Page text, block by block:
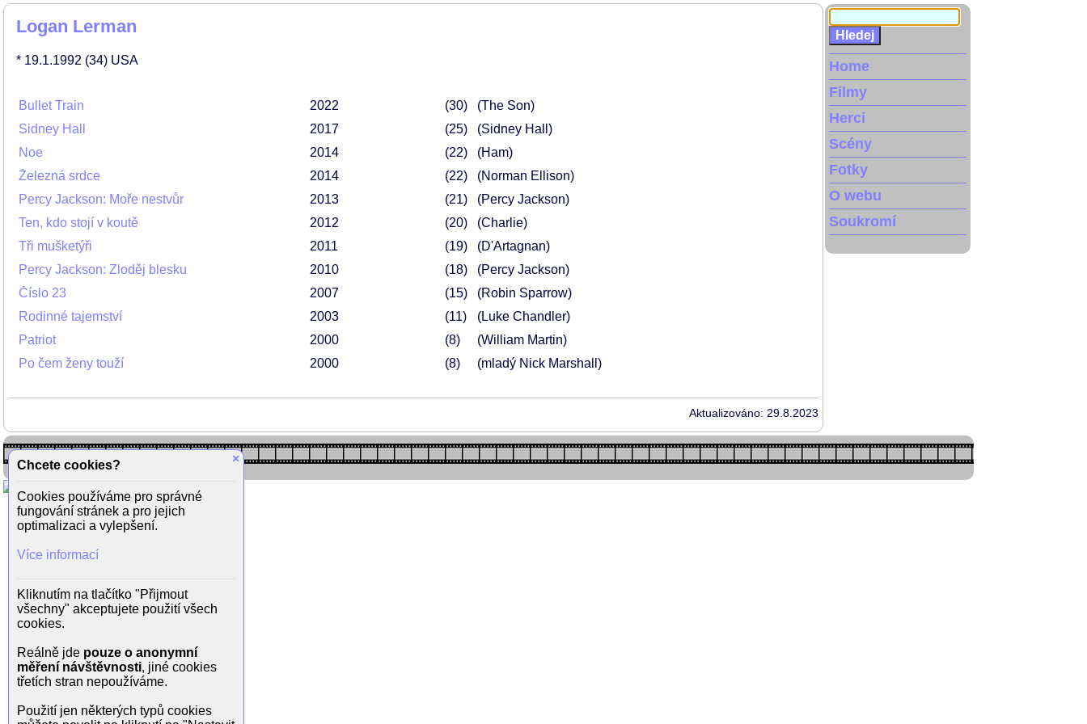
Logan Lerman
* 19.1.1992 (34) USA
Bullet Train 2022 30
(The Son)
Sidney Hall
2017 25
(Sidney Hall)
Noe
2014 22
(Ham)
Železná srdce
2014 22
(Norman Ellison)
Percy Jackson: Moře nestvůr
2013 21
(Percy Jackson)
Ten, kdo stojí v koutě
2012 20
(Charlie)
Tři mušketýři
2011 19
(D'Artagnan)
Percy Jackson: Zloděj blesku
2010 18
(Percy Jackson)
Číslo 23
2007 15
(Robin Sparrow)
Rodinné tajemství
2003 11
(Luke Chandler)
Patriot
2000 8
(William Martin)
Po čem ženy touží
2000 8 (mladý Nick Marshall)
Aktualizováno: 29.8.2023
Home
Filmy
Herci
Scény
Fotky
O webu
Soukromí
×
Chcete cookies?
Cookies používáme pro správné
fungování stránek a pro jejich
optimalizaci a vylepšení.
Více informací
Kliknutím na tlačítko "Přijmout
všechny" akceptujete použití všech
cookies.
Reálně jde pouze o anonymní
měření návštěvnosti, jiné cookies
třetích stran nepoužíváme.
Použití jen některých typů cookies